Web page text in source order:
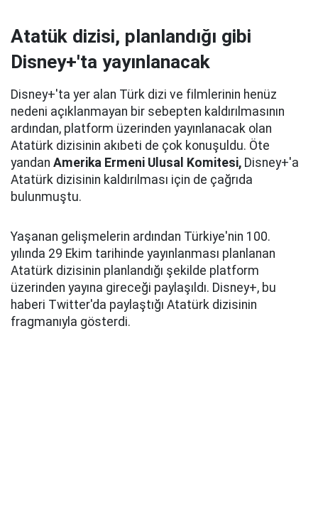
Atatük dizisi, planlandığı gibi
Disney+'ta yayınlanacak
Disney+'ta yer alan Türk dizi ve filmlerinin henüz
nedeni açıklanmayan bir sebepten kaldırılmasının
ardından, platform üzerinden yayınlanacak olan
Atatürk dizisinin akıbeti de çok konuşuldu. Öte
yandan Amerika Ermeni Ulusal Komitesi, Disney+'a
Atatürk dizisinin kaldırılması için de çağrıda
bulunmuştu.
Yaşanan gelişmelerin ardından Türkiye'nin 100.
yılında 29 Ekim tarihinde yayınlanması planlanan
Atatürk dizisinin planlandığı şekilde platform
üzerinden yayına gireceği paylaşıldı. Disney+, bu
haberi Twitter'da paylaştığı Atatürk dizisinin
fragmanıyla gösterdi.